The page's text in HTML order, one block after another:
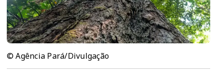
© Agência Pará/Divulgação